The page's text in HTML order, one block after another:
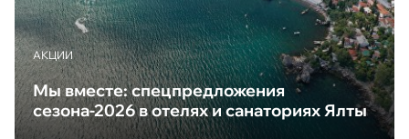
АКЦИИ
Мы вместе: спецпредложения
сезона-2026 в отелях и санаториях Ялты